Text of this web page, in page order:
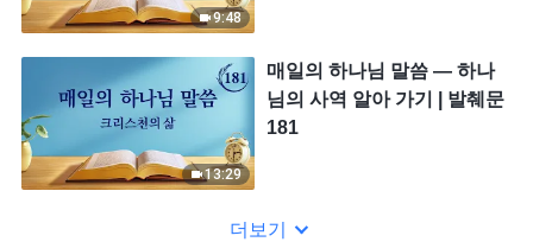
9:48
13:29
매일의 하나님 말씀 ― 하나
님의 사역 알아 가기 | 발췌문
181
더보기